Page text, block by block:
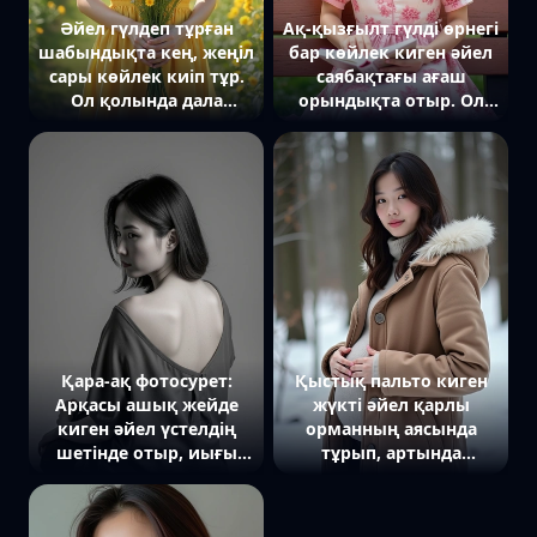
қойылған.
Әйел гүлдеп тұрған
шабындықта кең, жеңіл
сары көйлек киіп тұр.
Ол қолында дала
нәзік жымиып
қарайды. Артында кең
көкжиек пен ашық
аспан.
Ақ-қызғылт гүлді өрнегі
бар көйлек киген әйел
саябақтағы ағаш
орындықта отыр. Ол
камераға жеңіл
жымиып қарайды.
Артында гүлдеп тұрған
бақ көрінеді. Жарық
жұмсақ, екпін оның
тыныштығы мен
көктемгі бейнесіне
қойылған.
Қара-ақ фотосурет:
Арқасы ашық жейде
киген әйел үстелдің
шетінде отыр, иығы
тұр, жарық иық
сызығын ерекшелейді.
Қыстық пальто киген
жүкті әйел қарлы
орманның аясында
тұрып, артында